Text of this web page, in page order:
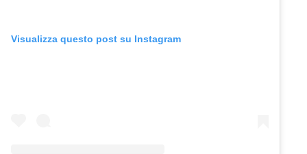
Visualizza questo post su Instagram